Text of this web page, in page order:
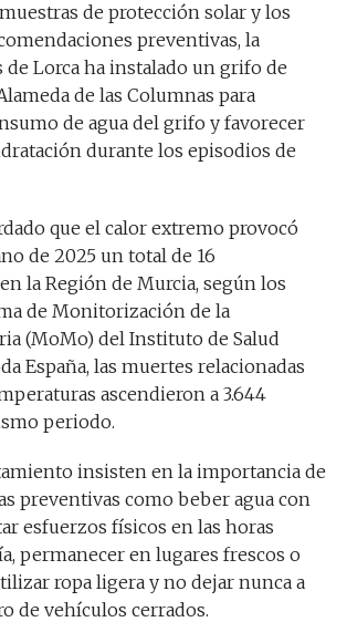
de protección solar y los
preventivas, la
de Lorca ha instalado un grifo de
de las Columnas para
de agua del grifo y favorecer
durante los episodios de
que el calor extremo provocó
de 2025 un total de 16
la Región de Murcia, según los
de Monitorización de la
(MoMo) del Instituto de Salud
España, las muertes relacionadas
ascendieron a 3.644
periodo.
insisten en la importancia de
preventivas como beber agua con
esfuerzos físicos en las horas
permanecer en lugares frescos o
ropa ligera y no dejar nunca a
de vehículos cerrados.